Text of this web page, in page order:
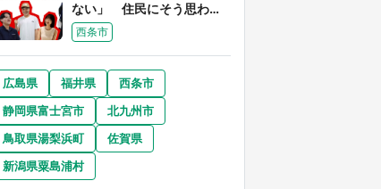
奈良 和歌山
山口
大分 宮崎
日向翔陽＆影山飛雄が笹かまを食べ
る！ アニメ『ハイキュー！！』×老
舗「鐘崎」コラボで限定グッズも【8
／1～31】
ない」 住民にそう思わせ
る離島「粟島」の魅力【移
住婚受付中】
西条市
広島県 福井県
西条市
静岡県富士宮市
北九州市
鳥取県湯梨浜町
佐賀県
新潟県粟島浦村